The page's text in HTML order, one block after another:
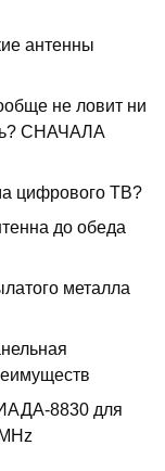
антенны
не ловит ни
СНАЧАЛА
цифрового ТВ?
до обеда
металла
8830 для